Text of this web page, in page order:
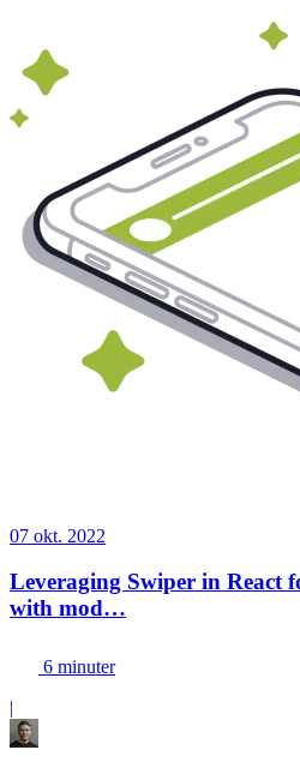
07 okt. 2022
Leveraging Swiper in React
with mod…
6 minuter
|